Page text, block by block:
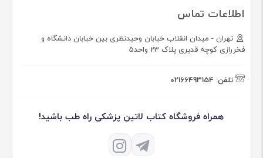
اطلاعات تماس
تهران - میدان انقلاب خیابان وحیدنظری بین خیابان دانشگاه و
فخررازی کوچه قدیری پلاک 23 واحد5
تلفن: 02166493154
همراه فروشگاه کتاب لاتین پزشکی راه طب باشید!